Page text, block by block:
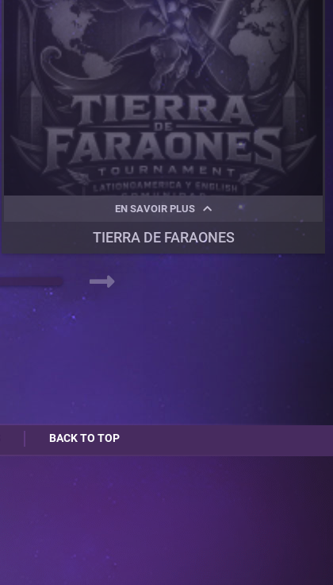
TIERRA DE FARAONES
EN SAVOIR PLUS
DATE DU PROCHAIN MATCH
SERVEUR DU TOURNOI
TAL KASHA
BACK TO TOP